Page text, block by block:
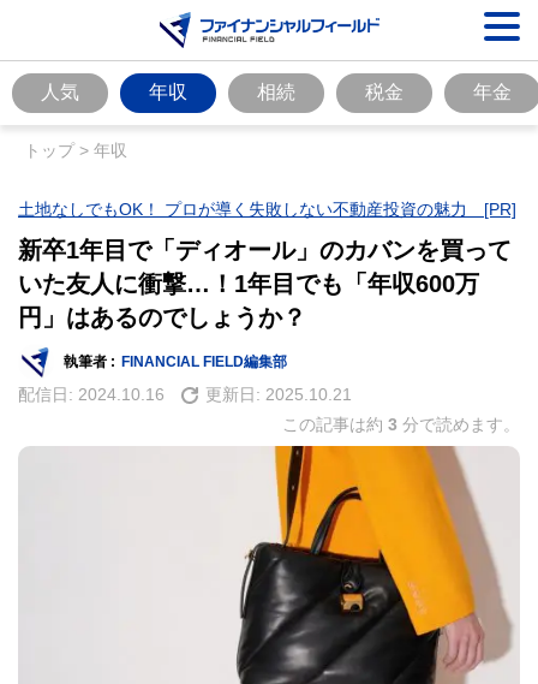
人気 年収 相続 税金 年金
トップ> 年収
土地なしでもOK！ プロが導く失敗しない不動産投資の魅力 [PR]
新卒1年目で「ディオール」のカバンを買って
いた友人に衝撃…！1年目でも「年収600万
円」はあるのでしょうか？
執筆者 : FINANCIAL FIELD編集部
配信日: 2024.10.16 更新日: 2025.10.21
この記事は約 3 分で読めます。